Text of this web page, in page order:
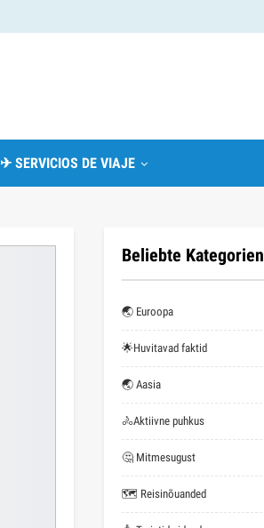
✈ SERVICIOS DE VIAJE
Beliebte Kategorien
🌏 Euroopa
🌟Huvitavad faktid
🌏 Aasia
🚴Aktiivne puhkus
🤔 Mitmesugust
🗺 Reisinõuanded